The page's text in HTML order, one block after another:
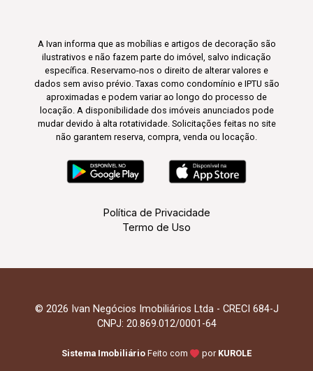
A Ivan informa que as mobílias e artigos de decoração são
ilustrativos e não fazem parte do imóvel, salvo indicação
específica. Reservamo-nos o direito de alterar valores e
dados sem aviso prévio. Taxas como condomínio e IPTU são
aproximadas e podem variar ao longo do processo de
locação. A disponibilidade dos imóveis anunciados pode
mudar devido à alta rotatividade. Solicitações feitas no site
não garantem reserva, compra, venda ou locação.
Política de Privacidade
Termo de Uso
© 2026 Ivan Negócios Imobiliários Ltda - CRECI 684-J
CNPJ: 20.869.012/0001-64
Sistema Imobiliário Feito com por KUROLE